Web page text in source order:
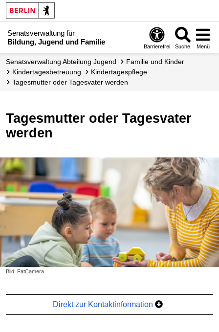
Senatsverwaltung für
Bildung, Jugend und Familie
Barrierefrei Suche Menü
Senats­verwaltung Abteilung Jugend
Familie und Kinder
Kindertages­betreuung
Kinder­tagespflege
Tagesmutter oder Tagesvater werden
Tagesmutter oder Tagesvater
werden
Bild: FatCamera
Direkt zur Kontaktinformation